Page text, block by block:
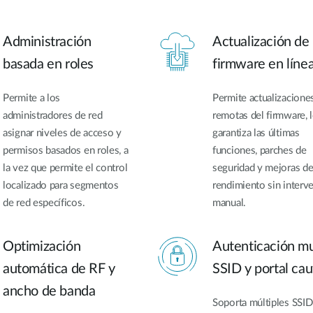
Administración
basada en roles
Permite a los
administradores de red
asignar niveles de acceso y
permisos basados en roles, a
la vez que permite el control
localizado para segmentos
de red específicos.
Actualización de
firmware en
Permite
remotas del firmware,
garantiza las últimas
funciones, parches de
seguridad y mejoras
rendimiento sin
manual.
Optimización
automática de RF y
ancho de banda
Autenticación
SSID y portal
Soporta múltiples